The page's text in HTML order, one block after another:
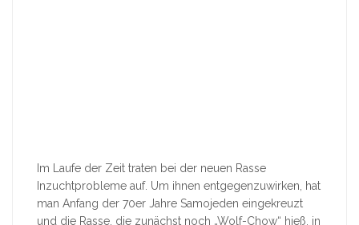
Im Laufe der Zeit traten bei der neuen Rasse
Inzuchtprobleme auf. Um ihnen entgegenzuwirken, hat
man Anfang der 70er Jahre Samojeden eingekreuzt
und die Rasse, die zunächst noch „Wolf-Chow“ hieß, in